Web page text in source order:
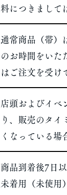
料につきまして
通常商品（帯）
のお時間をいた
はご注文を受け
店頭およびイベ
り、販売のタ
くなっている場
商品到着後7日
未着用（未使用